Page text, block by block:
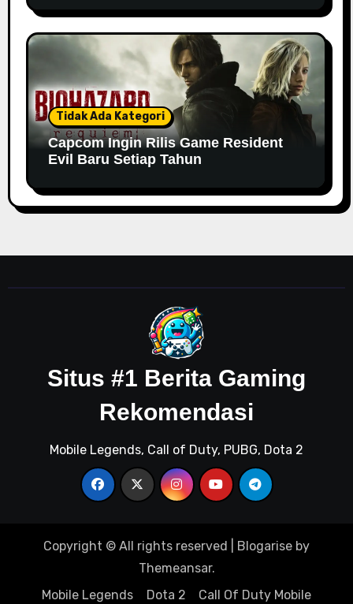
Tidak Ada Kategori
Capcom Ingin Rilis Game Resident
Evil Baru Setiap Tahun
Situs #1 Berita Gaming
Rekomendasi
Mobile Legends, Call of Duty, PUBG, Dota 2
Copyright © All rights reserved Blogarise by
Themeansar.
Mobile Legends
Dota 2 Call Of Duty Mobile